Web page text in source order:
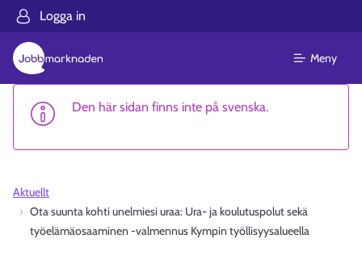
Logga in
Meny
Den här sidan finns inte på svenska.
Aktuellt
Ota suunta kohti unelmiesi uraa: Ura- ja koulutuspolut sekä
työelämäosaaminen -valmennus Kympin työllisyysalueella